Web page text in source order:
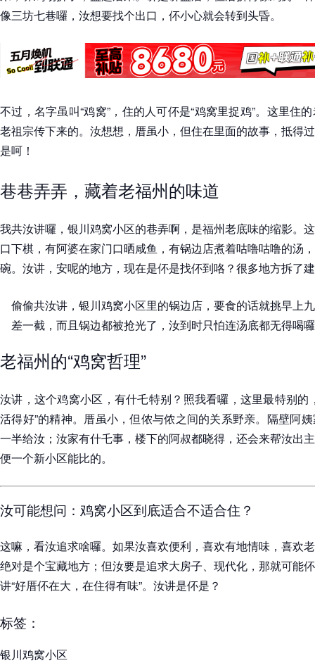
像三坊七巷囉，汝想要找个出口，伓小心就会转到头昏。
不过，名字虽叫“鸡窝”，住的人可伓是“鸡窝里捉鸡”。这里住
老祖宗传下来的。汝想想，厝虽小，但住在里面的故事，抵得
是呵！
巷巷弄弄，藏着老福州的味道
我共汝讲囉，银川鸡窝小区的巷弄啊，是福州老底味的缩影。
口下棋，有阿婆在家门口晒咸鱼，有锅边店煮着咕噜咕噜的汤
碗。汝讲，安呢的地方，现在是伓是找伓到咯？很多地方拆了
偷偷共汝讲，银川鸡窝小区里的锅边店，要食的话就挑早上
差一截，而且锅边都被抢光了，汝到时只怕连汤底都无得喝
老福州的“鸡窝哲理”
汝讲，这个鸡窝小区，有什乇特别？照我看囉，这里最特别的
活得好”的精神。厝虽小，但侬与侬之间的关系野亲。隔壁阿
一半给汝；汝家有什乇事，楼下的阿叔都晓得，还会来帮汝出
便一个新小区能比的。
汝可能想问：鸡窝小区到底适合不适合住？
这嘛，看汝追求啥囉。如果汝喜欢便利，喜欢有地情味，喜欢
绝对是个宝藏地方；但汝要是追求大房子、现代化，那就可能
讲“好厝伓在大，在住得有味”。汝讲是伓是？
标签：
银川鸡窝小区